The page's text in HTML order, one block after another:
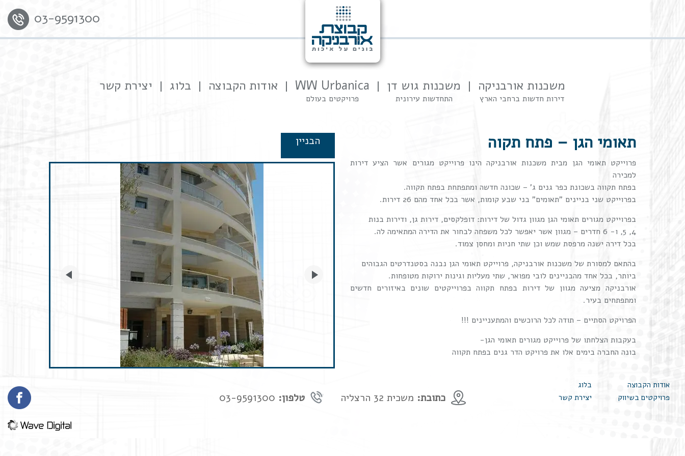
03-9591300
משכנות אורבניקה
דירות חדשות ברחבי הארץ
משכנות גוש דן
התחדשות עירונית
WW Urbanica
פרויקטים בעולם
אודות הקבוצה בלוג יצירת קשר
תאומי הגן – פתח תקוה
פרוייקט תאומי הגן מבית משכנות אורבניקה הינו פרוייקט מגורים אשר הציע דירות
למכירה
בפתח תקווה בשכונת כפר גנים ג' – שכונה חדשה ומתפתחת בפתח תקווה.
בפרוייקט שני בניינים "תאומים" בני שבע קומות, אשר בכל אחד מהם 26 דירות.
בפרוייקט מגורים תאומי הגן מגוון גדול של דירות: דופלקסים, דירות גן, ודירות בנות
4, 5, ו- 6 חדרים – מגוון אשר יאפשר לכל משפחה לבחור את הדירה המתאימה לה.
בכל דירה ישנה מרפסת שמש וכן שתי חניות ומחסן צמוד.
בהתאם למסורת של משכנות אורבניקה, פרוייקט תאומי הגן נבנה בסטנדרטים הגבוהים
ביותר, בכל אחד מהבניינים לובי מפואר, שתי מעליות וגינות ירוקות מטופחות.
אורבניקה מציעה מגוון של דירות בפתח תקווה בפרוייקטים שונים באיזורים חדשים
ומתפתחים בעיר.
הפרויקט הסתיים – תודה לכל הרוכשים והמתעניינים !!!
בעקבות הצלחתו של פרוייקט מגורים תאומי הגן-
בונה החברה בימים אלו את פרויקט הדר גנים בפתח תקווה
הבניין
כתובת: משכית 32 הרצליה טלפון:
אודות הקבוצה
בלוג
פרויקטים בשיווק
יצירת קשר
textarea